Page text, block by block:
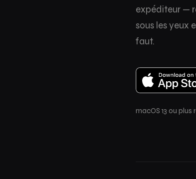
expéditeur —
sous les yeux
faut.
macOS 13 ou